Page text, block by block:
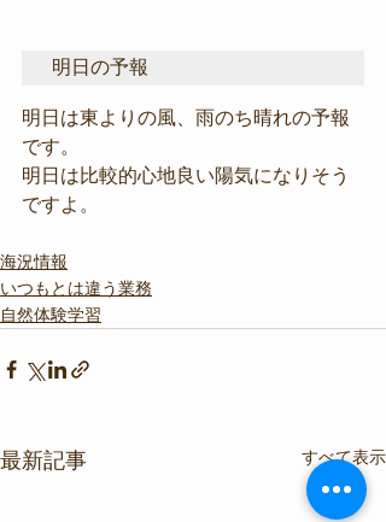
明日の予報
明日は東よりの風、雨のち晴れの予報
です。
明日は比較的心地良い陽気になりそう
ですよ。
海況情報
いつもとは違う業務
自然体験学習
最新記事 すべて表示